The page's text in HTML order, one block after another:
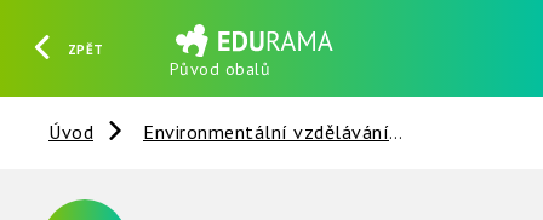
ZPĚT
Původ obalů
HLEDAT REGISTROVAT PŘIHLÁSIT SE
Úvod Environmentální vzdělávání